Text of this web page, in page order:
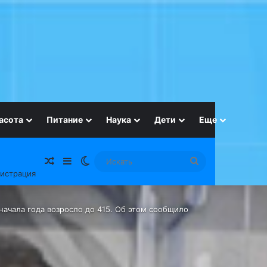
Питание Наука Дети Еще
Случайная статья
SidebarSwitch skin
года возросло до 415. Об этом сообщило